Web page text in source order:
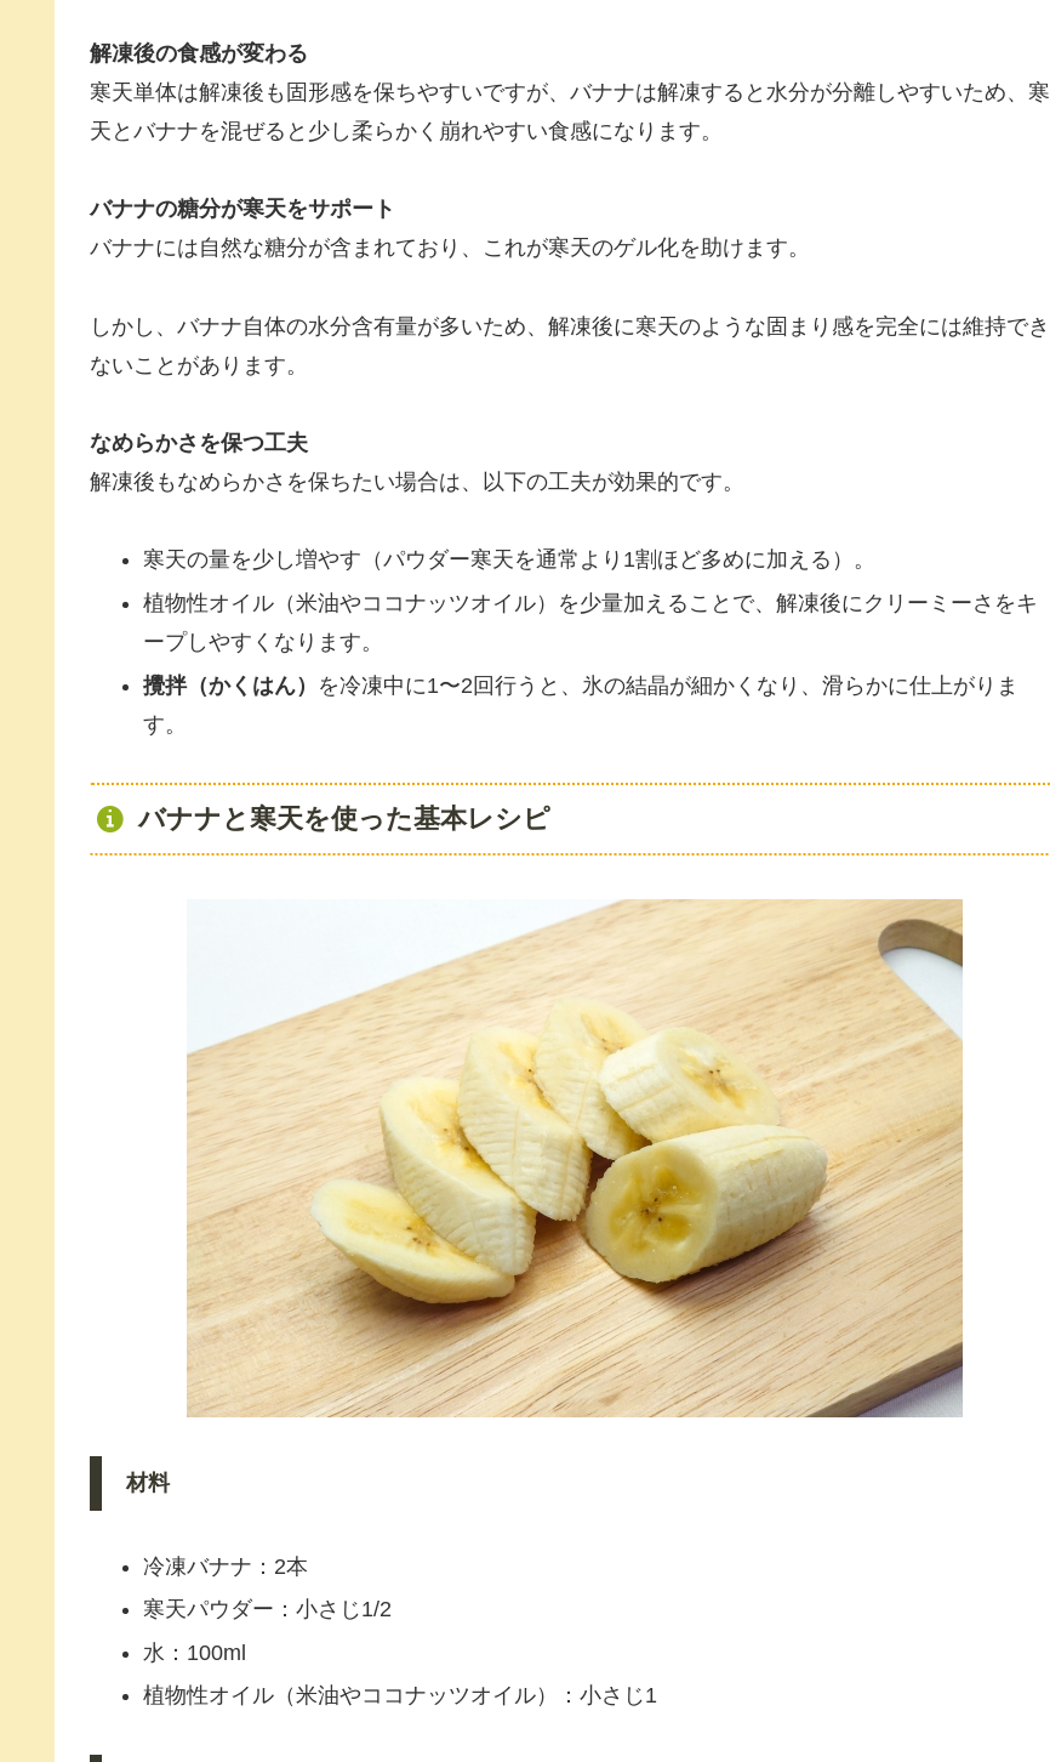
解凍後の食感が変わる
寒天単体は解凍後も固形感を保ちやすいですが、バナナは解凍すると水分が分離しやすいため、寒
天とバナナを混ぜると少し柔らかく崩れやすい食感になります。
バナナの糖分が寒天をサポート
バナナには自然な糖分が含まれており、これが寒天のゲル化を助けます。
しかし、バナナ自体の水分含有量が多いため、解凍後に寒天のような固まり感を完全には維持でき
ないことがあります。
なめらかさを保つ工夫
解凍後もなめらかさを保ちたい場合は、以下の工夫が効果的です。
寒天の量を少し増やす（パウダー寒天を通常より1割ほど多めに加える）。
植物性オイル（米油やココナッツオイル）を少量加えることで、解凍後にクリーミーさをキ
ープしやすくなります。
攪拌（かくはん）
を冷凍中に1〜2回行うと、氷の結晶が細かくなり、滑らかに仕上がりま
す。
バナナと寒天を使った基本レシピ
材料
冷凍バナナ：2本
寒天パウダー：小さじ1/2
水：100ml
植物性オイル（米油やココナッツオイル）：小さじ1